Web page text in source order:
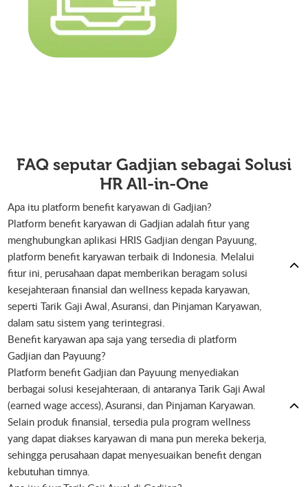
FAQ seputar Gadjian sebagai Solusi
HR All-in-One
Apa itu platform benefit karyawan di Gadjian?
Platform benefit karyawan di Gadjian adalah fitur yang
menghubungkan aplikasi HRIS Gadjian dengan Payuung,
platform benefit karyawan terbaik di Indonesia. Melalui
fitur ini, perusahaan dapat memberikan beragam solusi
kesejahteraan finansial dan wellness kepada karyawan,
seperti Tarik Gaji Awal, Asuransi, dan Pinjaman Karyawan,
dalam satu sistem yang terintegrasi.
Benefit karyawan apa saja yang tersedia di platform
Gadjian dan Payuung?
Platform benefit Gadjian dan Payuung menyediakan
berbagai solusi kesejahteraan, di antaranya Tarik Gaji Awal
(earned wage access), Asuransi, dan Pinjaman Karyawan.
Selain produk finansial, tersedia pula program wellness
yang dapat diakses karyawan di mana pun mereka bekerja,
sehingga perusahaan dapat menyesuaikan benefit dengan
kebutuhan timnya.